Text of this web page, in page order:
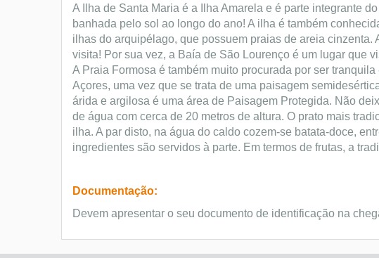
A Ilha de Santa Maria é a Ilha Amarela e é parte integrante
banhada pelo sol ao longo do ano! A ilha é também
ilhas do arquipélago, que possuem praias de areia
visita! Por sua vez, a Baía de São Lourenço é um lugar que
A Praia Formosa é também muito procurada por ser
Açores, uma vez que se trata de uma paisagem
árida e argilosa é uma área de Paisagem Protegida. Não
de água com cerca de 20 metros de altura. O prato mais
ilha. A par disto, na água do caldo cozem-se batata-doce,
ingredientes são servidos à parte. Em termos de frutas, a
Documentação:
Devem apresentar o seu documento de identificação na